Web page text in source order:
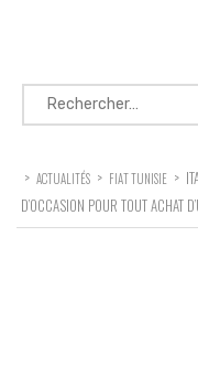
Rechercher :
> ACTUALITÉS > FIAT TUNISIE >
D’OCCASION POUR TOUT ACHAT